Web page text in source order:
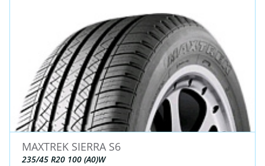
MAXTREK SIERRA S6
235/45 R20 100 (A0)W